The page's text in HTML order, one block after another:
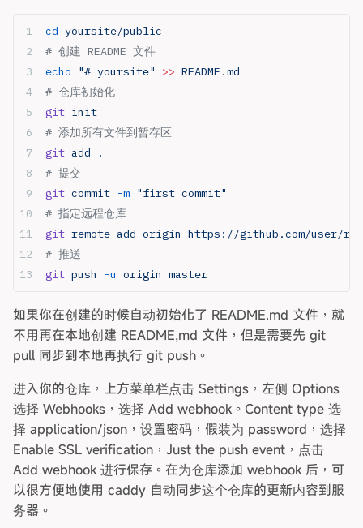
cd yoursite/public
# 创建 README 文件
echo "# yoursite" >> README.md
# 仓库初始化
git init
# 添加所有文件到暂存区
git add .
# 提交
git commit -m "first commit"
# 指定远程仓库
git remote add origin https://github.com/user/
# 推送
git push -u origin master
如果你在创建的时候自动初始化了 README.md 文件，就
不用再在本地创建 README,md 文件，但是需要先 git
pull 同步到本地再执行 git push。
进入你的仓库，上方菜单栏点击 Settings，左侧 Options
选择 Webhooks，选择 Add webhook。Content type 选
择 application/json，设置密码，假装为 password，选择
Enable SSL verification，Just the push event，点击
Add webhook 进行保存。在为仓库添加 webhook 后，可
以很方便地使用 caddy 自动同步这个仓库的更新内容到服
务器。